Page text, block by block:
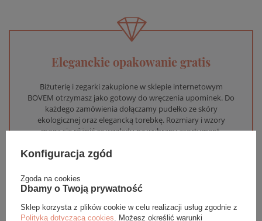
Eleganckie opakowanie gratis
Biżuterię i zegarki zakupione w sklepie internetowym
BOVEM otrzymasz jako gotowy do wręczenia upominek. Do
każdego zamówienia dołączamy pudełko ze skóry
ekologicznej oraz elegancką torebkę. Rozmiary i wzory
mogą się różnić ze względu na wybrany asortyment.
WYBIERZ PREZENT
Konfiguracja zgód
Zgoda na cookies
Dbamy o Twoją prywatność
Sklep korzysta z plików cookie w celu realizacji usług zgodnie z
Polityką dotyczącą cookies . Możesz określić warunki